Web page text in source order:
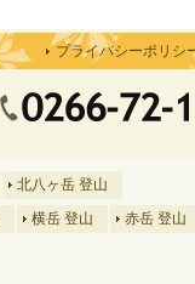
プライバシーポリシ
北八ヶ岳 登山
横岳 登山 赤岳 登山